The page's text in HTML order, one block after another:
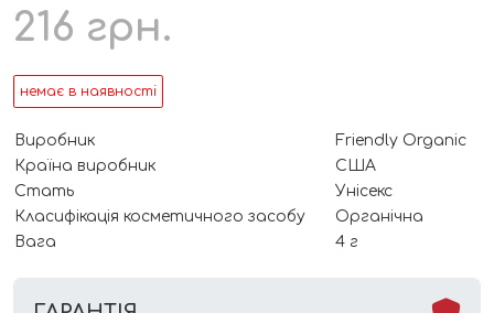
216 грн.
немає в наявності
Виробник
Friendly Organic
Країна виробник
США
Стать
Унісекс
Класифікація косметичного засобу
Органічна
Вага
4 г